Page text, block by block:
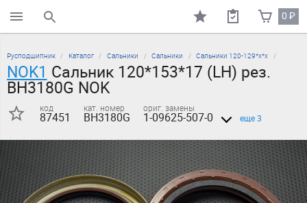
поиск по каталогу 0₽
Русподшипник Каталог Сальники Сальники Сальники 120-129*х*х
NOK1 Сальник 120*153*17 (LH) рез.
BH3180G NOK
код
87451
кат. номер
BH3180G
ориг. замены
1-09625-507-0 еще 3